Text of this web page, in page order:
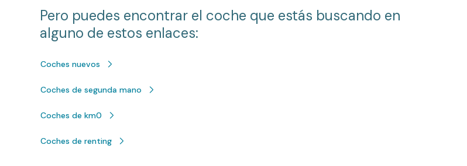
Pero puedes encontrar el coche que estás buscando en
alguno de estos enlaces:
Coches nuevos
Coches de segunda mano
Coches de km0
Coches de renting